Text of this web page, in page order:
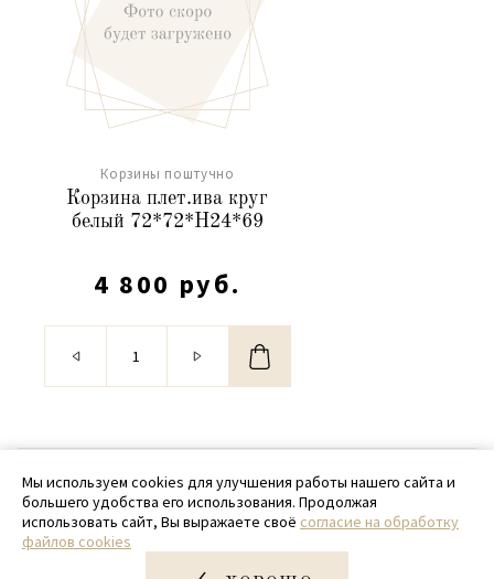
Корзины поштучно
Корзина плет.ива круг
белый 72*72*H24*69
4 800 руб.
© 2020 - 2026 SamPack
+ 7 (918) 699-97-87
zakaz@sampack.store
Мы используем cookies для улучшения работы нашего сайта и
большего удобства его использования. Продолжая
использовать сайт, Вы выражаете своё согласие на обработку
файлов cookies